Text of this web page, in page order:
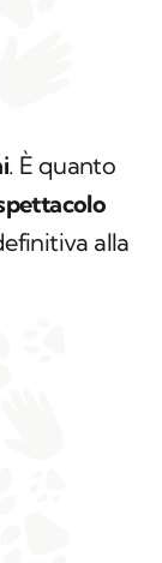
. È quanto
alla